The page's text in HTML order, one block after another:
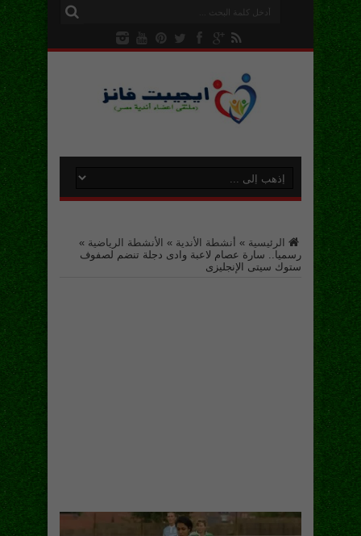
الرئيسية » أنشطة الأندية » الأنشطة الرياضية »
رسميا.. سارة عصام لاعبة وادى دجلة تنضم لصفوف
ستوك سيتى الإنجليزى